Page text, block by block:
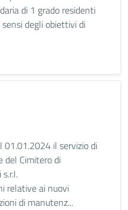
di 1 grado residenti
degli obiettivi di
il servizio di
del Cimitero di
relative ai nuovi
di manutenz...